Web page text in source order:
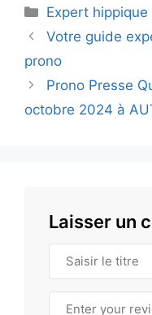
Catégories
Expert hippique
Votre guide
prono
Prono Presse
octobre 2024 à
Laisser un